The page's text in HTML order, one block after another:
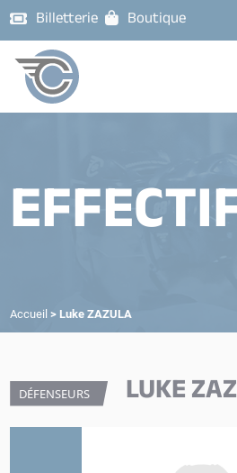
Billetterie Boutique
Accueil > Luke ZAZULA
DÉFENSEURS LUKE